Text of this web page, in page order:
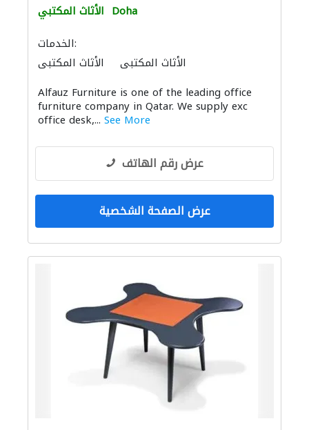
الأثاث المكتبي Doha
الخدمات:
الأثاث المكتبي
الأثاث المكتبي
Alfauz Furniture is one of the leading office
furniture company in Qatar. We supply exc
office desk,... See More
عرض رقم الهاتف
عرض الصفحة الشخصية